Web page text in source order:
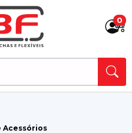
0
Acessórios